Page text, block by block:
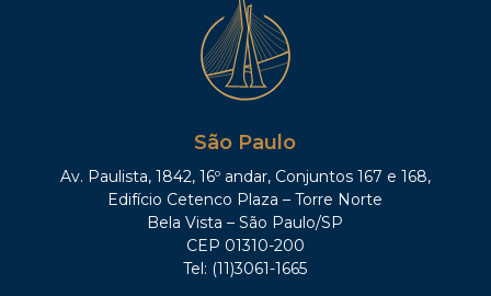
São Paulo
Av. Paulista, 1842, 16º andar, Conjuntos 167 e 168,
Edifício Cetenco Plaza – Torre Norte
Bela Vista – São Paulo/SP
CEP 01310-200
Tel: (11)3061-1665